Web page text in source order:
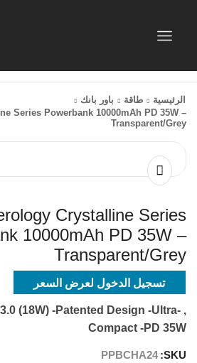
الرئيسية طاقة
باور بانك
Series Powerbank 10000mAh PD 35W –
Transparent/Grey
Crystalline Series
10000mAh PD 35W –
Transparent/Grey
تسجيل الدخول لعرض السعر
3.0 (18W) -Patented Design -Ultra
Compact -PD 35W
SKU:
PPBCHA24